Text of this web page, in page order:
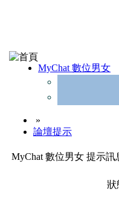
MyChat 數位男女
»
論壇提示
MyChat 數位男女 提示訊
狀